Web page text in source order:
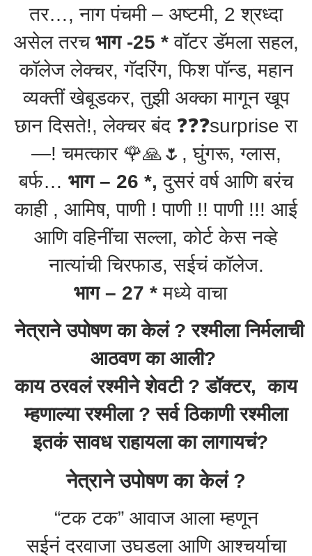
तर…, नाग पंचमी – अष्टमी, 2 श्रध्दा
असेल तरच भाग -25 * वॉटर डॅमला सहल,
कॉलेज लेक्चर, गॅदरिंग, फिश पॉन्ड, महान
व्यक्तीं खेबूडकर, तुझी अक्का मागून खूप
छान दिसते!, लेक्चर बंद ❓️❓️❓️surprise रा
—! चमत्कार 🌹🙏🌷, घुंगरू, ग्लास,
बर्फ… भाग – 26 *, दुसरं वर्ष आणि बरंच
काही , आमिष, पाणी ! पाणी !! पाणी !!! आई
आणि वहिनींचा सल्ला, कोर्ट केस नव्हे
नात्यांची चिरफाड, सईचं कॉलेज.
भाग – 27 *मध्ये वाचा
नेत्राने उपोषण का केलं ? रश्मीला निर्मलाची
आठवण का आली?
काय ठरवलं रश्मीने शेवटी ? डॉक्टर, काय
म्हणाल्या रश्मीला ? सर्व ठिकाणी रश्मीला
इतकं सावध राहायला का लागायचं?
नेत्राने उपोषण का केलं ?
“टक टक” आवाज आला म्हणून
सईनं दरवाजा उघडला आणि आश्चर्याचा